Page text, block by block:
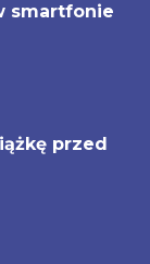
smartfonie
przed